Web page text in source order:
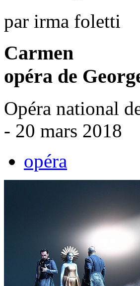
par irma foletti
Carmen
opéra de
Opéra national
- 20 mars 2018
opéra